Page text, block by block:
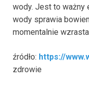
wody. Jest to ważny
wody sprawia
momentalnie
źródło: https://
zdrowie